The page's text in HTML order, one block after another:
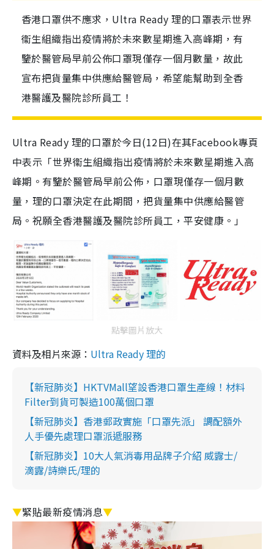
香港口罩供不應求，Ultra Ready 理的口罩表示世界
衞生組織指出疫情將於未來數星期進入高峰期，有
鑒於醫管局早前公佈口罩現僅存一個月數量，故此
宣布把貨量集中供應給醫管局，希望能幫助到全香
港醫護及醫院診所員工！
Ultra Ready 理的口罩於今日(12日)在其Facebook專頁
中表示「世界衞生組織指出疫情將於未來數星期進入高
峰期。有鑒於醫管局早前公佈，口罩現僅存一個月數
量，理的口罩決定在此期間，把貨量集中供應給醫管
局。祝願全香港醫護及醫院診所員工，平安健康。」
點擊圖片放大
資料及相片來源： Ultra Ready 理的
【新冠肺炎】HKTVMall望設香港口罩生產線！材料
Filter到貨可製造100萬個口罩
【新冠肺炎】香港郵政實施「口罩先派」 調配額外
人手優先處理口罩派遞服務
【新冠肺炎】10大人氣消毒用品牌子介紹 威露士/
滴露/詩樂氏/理的
▼緊貼最新疫情消息▼